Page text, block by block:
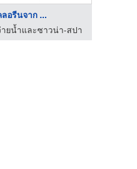
อรีนจาก ...
ยน้ำและซาวน่า-สปา